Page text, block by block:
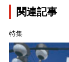
関連記事
特集